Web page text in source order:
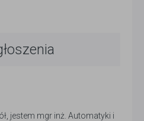
jestem mgr inż. Automatyki i